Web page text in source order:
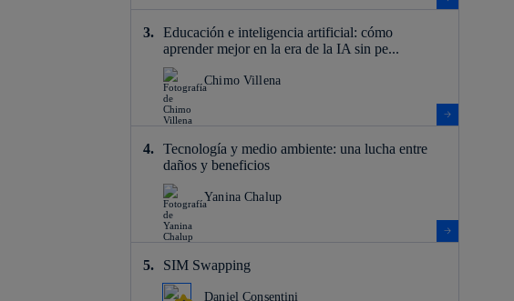
Educación e inteligencia artificial: cómo
aprender mejor en la era de la IA sin pe...
Chimo Villena
Tecnología y medio ambiente: una lucha entre
daños y beneficios
Yanina Chalup
SIM Swapping
Daniel Consentini